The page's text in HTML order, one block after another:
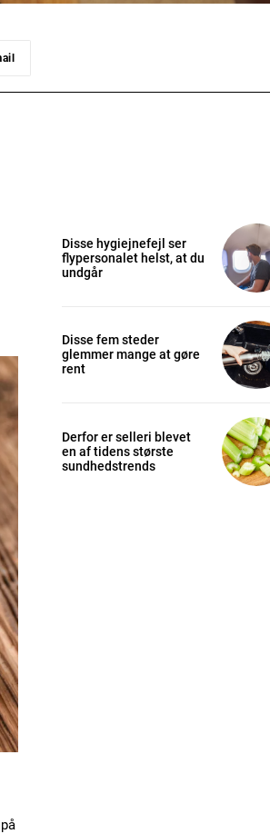
Disse hygiejnefejl ser
flypersonalet helst, at du
undgår
Disse fem steder
glemmer mange at gøre
rent
Derfor er selleri blevet
en af tidens største
sundhedstrends